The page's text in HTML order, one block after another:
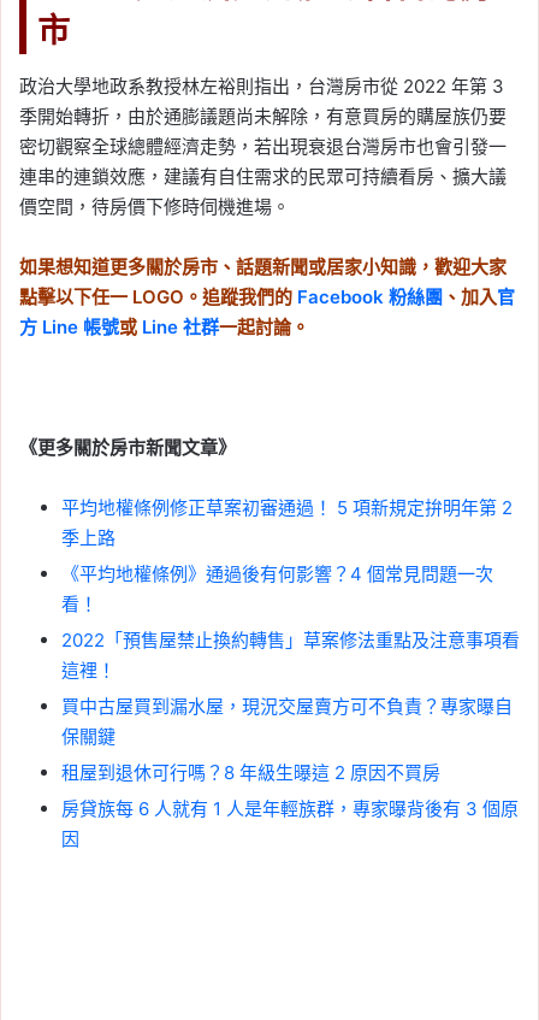
市
政治大學地政系教授林左裕則指出，台灣房市從 2022 年第 3
季開始轉折，由於通膨議題尚未解除，有意買房的購屋族仍要
密切觀察全球總體經濟走勢，若出現衰退台灣房市也會引發一
連串的連鎖效應，建議有自住需求的民眾可持續看房、擴大議
價空間，待房價下修時伺機進場。
如果想知道更多關於房市、話題新聞或居家小知識，歡迎大家
點擊以下任一 LOGO。追蹤我們的 Facebook 粉絲團 、加入官
方 Line 帳號或 Line 社群一起討論。
《更多關於房市新聞文章》
平均地權條例修正草案初審通過！ 5 項新規定拚明年第 2
季上路
《平均地權條例》通過後有何影響？4 個常見問題一次
看！
2022「預售屋禁止換約轉售」草案修法重點及注意事項看
這裡！
買中古屋買到漏水屋，現況交屋賣方可不負責？專家曝自
保關鍵
租屋到退休可行嗎？8 年級生曝這 2 原因不買房
房貸族每 6 人就有 1 人是年輕族群，專家曝背後有 3 個原
因